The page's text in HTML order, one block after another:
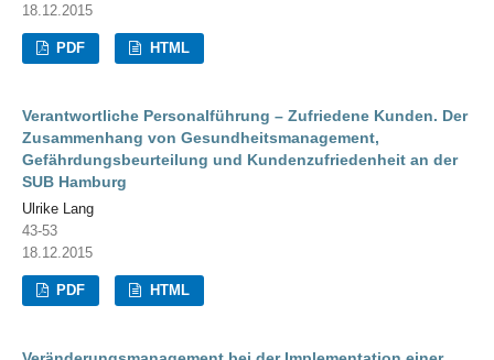
18.12.2015
PDF HTML
Verantwortliche Personalführung – Zufriedene Kunden. Der
Zusammenhang von Gesundheitsmanagement,
Gefährdungsbeurteilung und Kundenzufriedenheit an der
SUB Hamburg
Ulrike Lang
43-53
18.12.2015
PDF HTML